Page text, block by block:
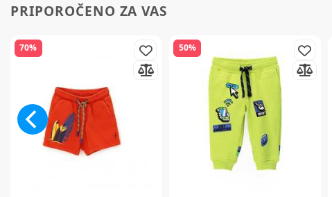
PRIPOROČENO ZA VAS
70% 50%